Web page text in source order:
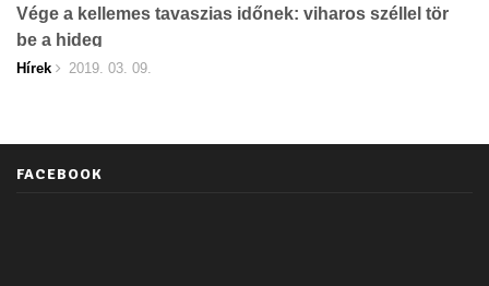
Vége a kellemes tavaszias időnek: viharos széllel tör
be a hideg
Hírek 2019. 03. 09.
FACEBOOK